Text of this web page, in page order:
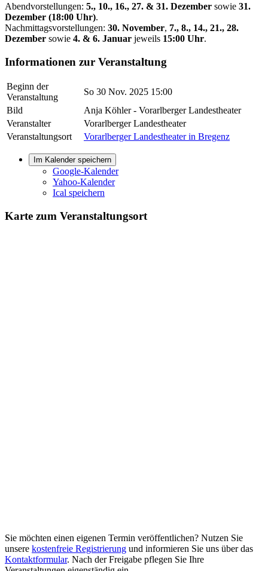
Abendvorstellungen: 5., 10., 16., 27. & 31. Dezember sowie 31.
Dezember (18:00 Uhr).
Nachmittagsvorstellungen: 30. November, 7., 8., 14., 21., 28.
Dezember sowie 4. & 6. Januar jeweils 15:00 Uhr.
Informationen zur Veranstaltung
Beginn der
Veranstaltung
So 30 Nov. 2025 15:00
Bild
Anja Köhler - Vorarlberger Landestheater
Veranstalter
Vorarlberger Landestheater
Veranstaltungsort
Vorarlberger Landestheater in Bregenz
Im Kalender speichern
Google-Kalender
Yahoo-Kalender
Ical speichern
Karte zum Veranstaltungsort
Sie möchten einen eigenen Termin veröffentlichen? Nutzen Sie
unsere kostenfreie Registrierung und informieren Sie uns über das
Kontaktformular. Nach der Freigabe pflegen Sie Ihre